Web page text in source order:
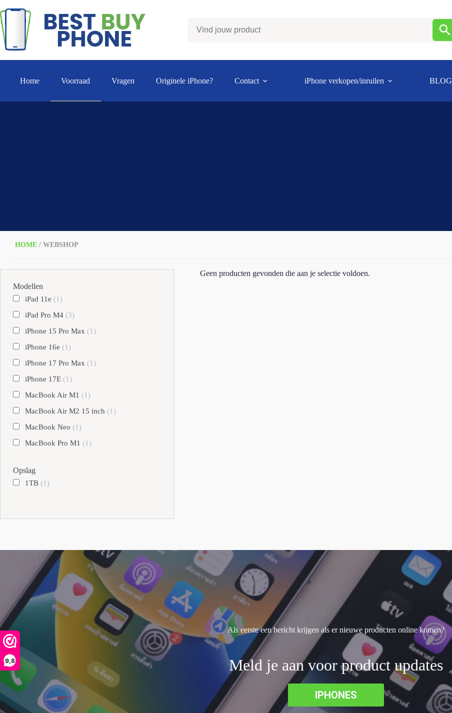
9,8
naar
de
inhoud
Home Voorraad Vragen Originele iPhone? Contact iPhone verkopen/inruilen BLOG
HOME / WEBSHOP
Geen producten gevonden die aan je selectie voldoen.
Modellen
iPad 11e (1)
iPad Pro M4 (3)
iPhone 15 Pro Max (1)
iPhone 16e (1)
iPhone 17 Pro Max (1)
iPhone 17E (1)
MacBook Air M1 (1)
MacBook Air M2 15 inch (1)
MacBook Neo (1)
MacBook Pro M1 (1)
Opslag
1TB (1)
Als eerste een bericht krijgen als er nieuwe producten online komen?
Meld je aan voor product updates
IPHONES